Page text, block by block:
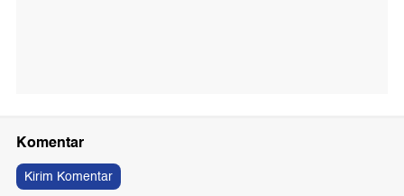
Komentar
Kirim Komentar